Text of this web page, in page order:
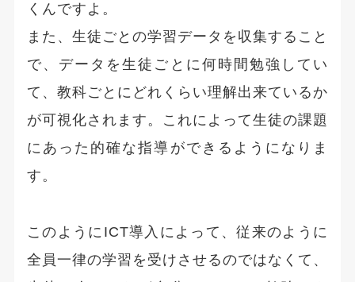
くんですよ。
また、生徒ごとの学習データを収集すること
で、データを生徒ごとに何時間勉強してい
て、教科ごとにどれくらい理解出来ているか
が可視化されます。これによって生徒の課題
にあった的確な指導ができるようになりま
す。
このようにICT導入によって、従来のように
全員一律の学習を受けさせるのではなくて、